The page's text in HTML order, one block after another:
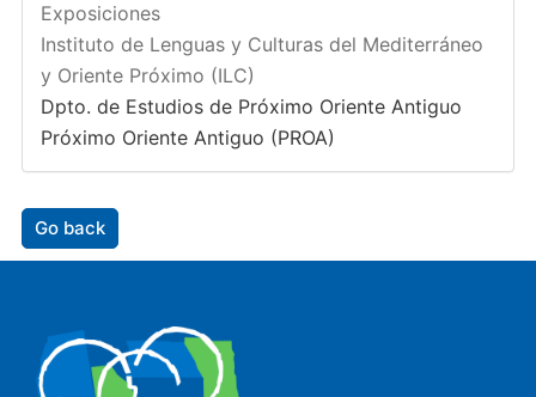
Exposiciones
Instituto de Lenguas y Culturas del Mediterráneo
y Oriente Próximo (ILC)
Dpto. de Estudios de Próximo Oriente Antiguo
Próximo Oriente Antiguo (PROA)
Go back